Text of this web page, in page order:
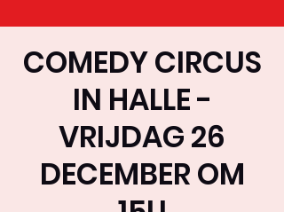
COMEDY CIRCUS
IN HALLE -
VRIJDAG 26
DECEMBER OM